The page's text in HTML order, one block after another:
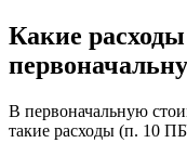
Какие
В первоначальную
такие расходы (п. 10